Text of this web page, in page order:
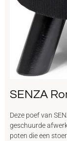
SENZA
Deze poef van
geschuurde
poten die een